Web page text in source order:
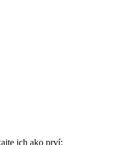
ich ako prví: